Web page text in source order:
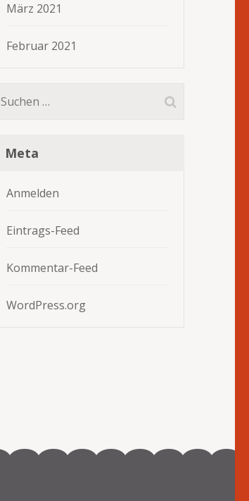
März 2021
Februar 2021
Suchen
Meta
Anmelden
Eintrags-Feed
Kommentar-Feed
WordPress.org